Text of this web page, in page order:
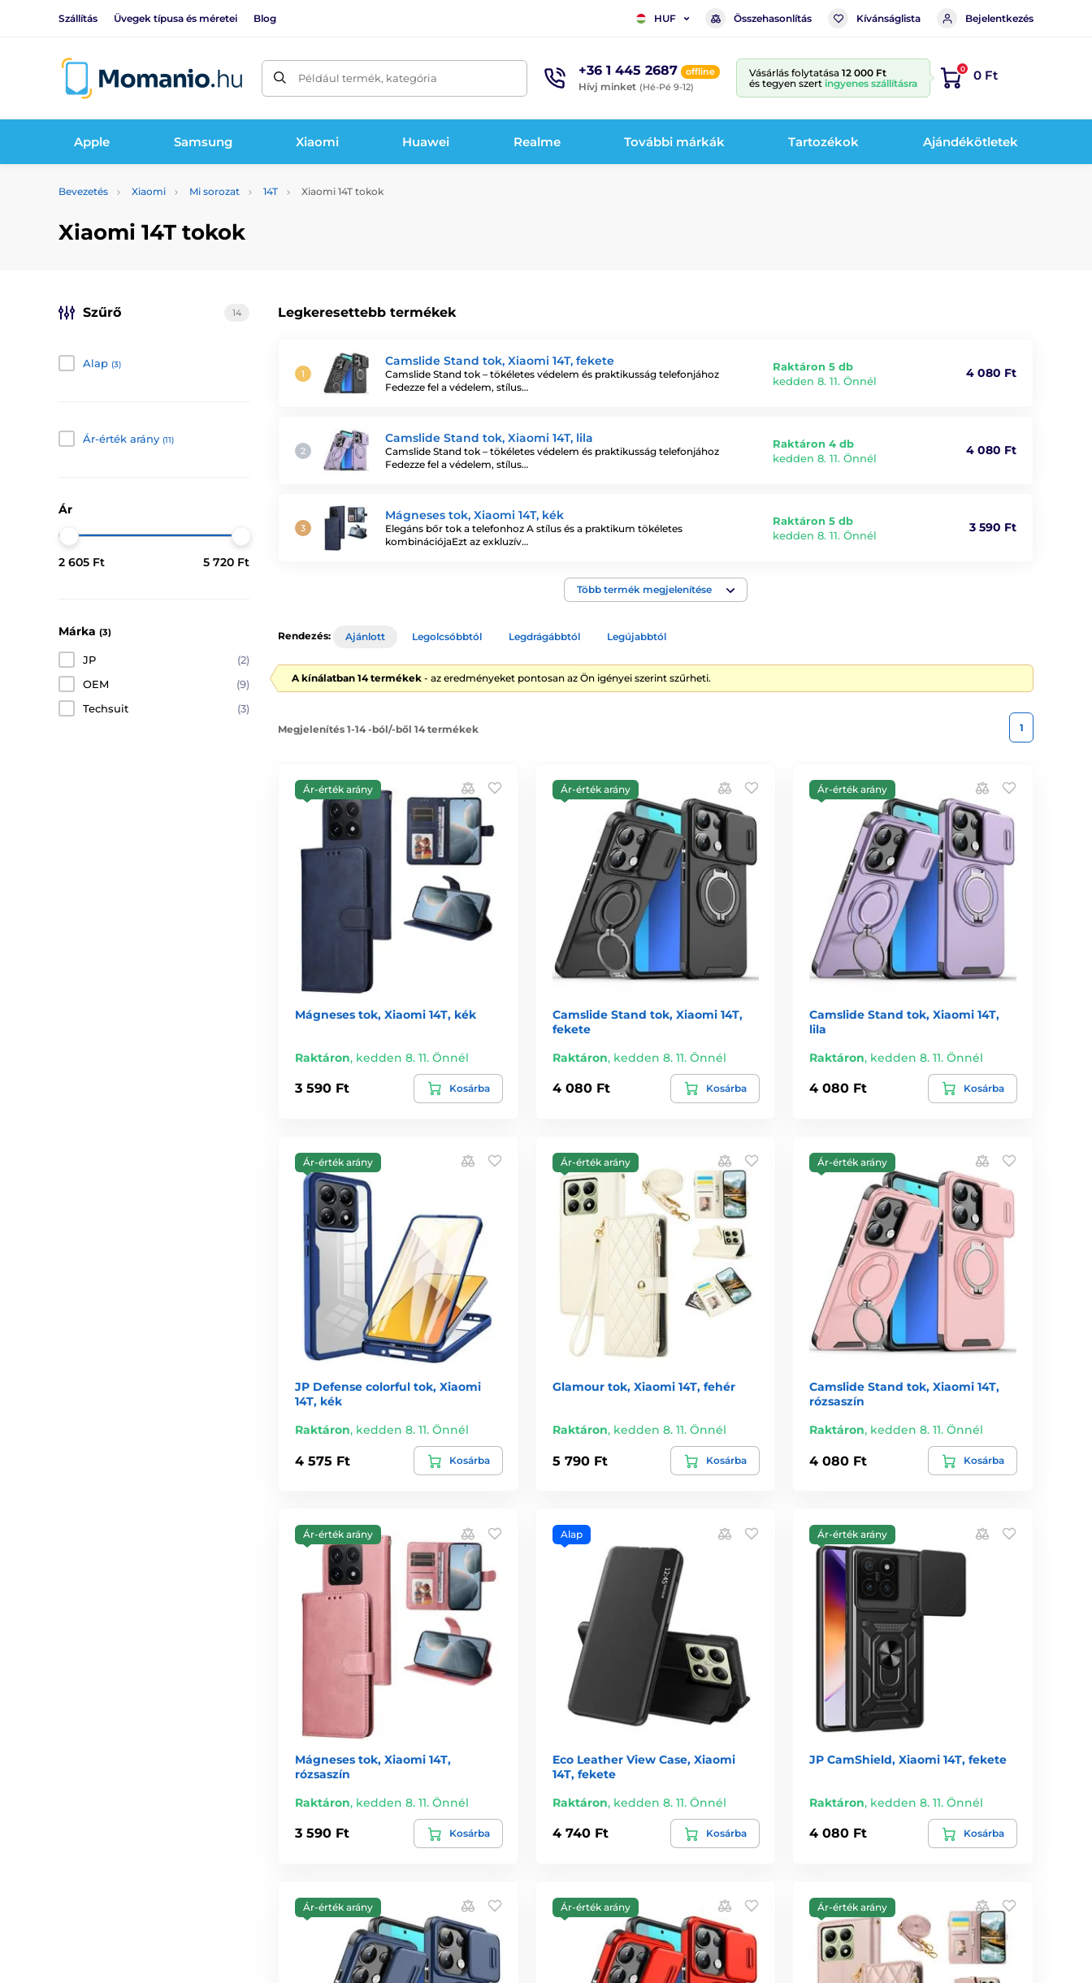
Szállítás Üvegek típusa és méretei Blog HUF Összehasonlítás Kívánságlista Bejelentkezés
Például termék, kategória +36 1 445 2687 offline
Hívj minket (Hé-Pé 9-12)
Vásárlás folytatása 12 000 Ft
és tegyen szert ingyenes szállításra
0 0 Ft
Apple Samsung Xiaomi Huawei Realme További márkák Tartozékok Ajándékötletek
Bevezetés Xiaomi Mi sorozat 14T Xiaomi 14T tokok
Xiaomi 14T tokok
Legkeresettebb termékek
Camslide Stand tok, Xiaomi 14T, fekete
Camslide Stand tok – tökéletes védelem és praktikusság telefonjához
Fedezze fel a védelem, stílus…
Raktáron 5 db
kedden 8. 11. Önnél
4 080 Ft
Camslide Stand tok, Xiaomi 14T, lila
Camslide Stand tok – tökéletes védelem és praktikusság telefonjához
Fedezze fel a védelem, stílus…
Raktáron 4 db
kedden 8. 11. Önnél
4 080 Ft
Mágneses tok, Xiaomi 14T, kék
Elegáns bőr tok a telefonhoz A stílus és a praktikum tökéletes
kombinációjaEzt az exkluzív…
Raktáron 5 db
kedden 8. 11. Önnél
3 590 Ft
Több termék megjelenítése
Szűrő 14
Alap (3)
Ár-érték arány (11)
Ár
2 605 Ft 5 720 Ft
Márka (3)
JP
(2)
OEM
(9)
Techsuit
(3)
Rendezés: Ajánlott Legolcsóbbtól Legdrágábbtól Legújabbtól
A kínálatban 14 termékek - az eredményeket pontosan az Ön igényei szerint szűrheti.
Megjelenítés 1-14 -ból/-ből 14 termékek 1
Ár-érték arány
Mágneses tok, Xiaomi 14T, kék
Raktáron, kedden 8. 11. Önnél
3 590 Ft Kosárba
Ár-érték arány
Camslide Stand tok, Xiaomi 14T,
fekete
Raktáron, kedden 8. 11. Önnél
4 080 Ft Kosárba
Ár-érték arány
Camslide Stand tok, Xiaomi 14T,
lila
Raktáron, kedden 8. 11. Önnél
4 080 Ft Kosárba
Ár-érték arány
JP Defense colorful tok, Xiaomi
14T, kék
Raktáron, kedden 8. 11. Önnél
4 575 Ft Kosárba
Ár-érték arány
Glamour tok, Xiaomi 14T, fehér
Raktáron, kedden 8. 11. Önnél
5 790 Ft Kosárba
Ár-érték arány
Camslide Stand tok, Xiaomi 14T,
rózsaszín
Raktáron, kedden 8. 11. Önnél
4 080 Ft Kosárba
Ár-érték arány
Mágneses tok, Xiaomi 14T,
rózsaszín
Raktáron, kedden 8. 11. Önnél
3 590 Ft Kosárba
Alap
Eco Leather View Case, Xiaomi
14T, fekete
Raktáron, kedden 8. 11. Önnél
4 740 Ft Kosárba
Ár-érték arány
JP CamShield, Xiaomi 14T, fekete
Raktáron, kedden 8. 11. Önnél
4 080 Ft Kosárba
Ár-érték arány Ár-érték arány Ár-érték arány